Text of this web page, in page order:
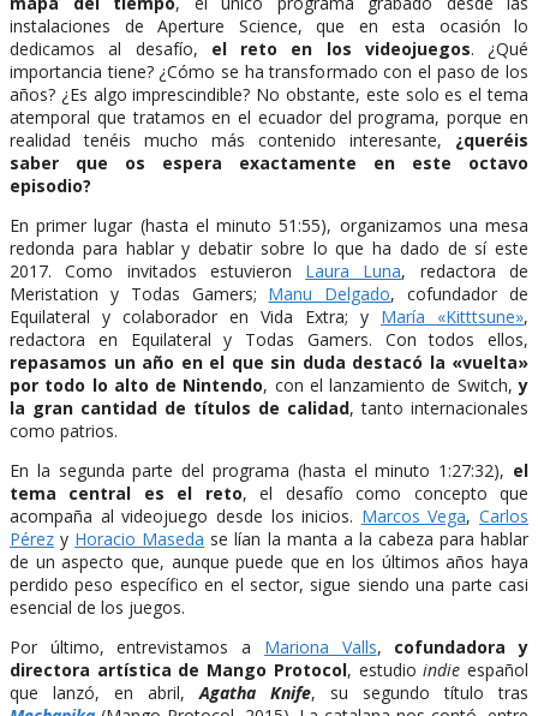
instalaciones de Aperture Science, que en esta ocasión lo
dedicamos al desafío, el reto en los videojuegos. ¿Qué
importancia tiene? ¿Cómo se ha transformado con el paso de los
años? ¿Es algo imprescindible? No obstante, este solo es el tema
atemporal que tratamos en el ecuador del programa, porque en
realidad tenéis mucho más contenido interesante, ¿queréis
saber que os espera exactamente en este octavo
episodio?
En primer lugar (hasta el minuto 51:55), organizamos una mesa
redonda para hablar y debatir sobre lo que ha dado de sí este
2017. Como invitados estuvieron Laura Luna, redactora de
Meristation y Todas Gamers; Manu Delgado, cofundador de
Equilateral y colaborador en Vida Extra; y María «Kitttsune»,
redactora en Equilateral y Todas Gamers. Con todos ellos,
repasamos un año en el que sin duda destacó la «vuelta»
por todo lo alto de Nintendo, con el lanzamiento de Switch, y
la gran cantidad de títulos de calidad, tanto internacionales
como patrios.
En la segunda parte del programa (hasta el minuto 1:27:32), el
tema central es el reto, el desafío como concepto que
acompaña al videojuego desde los inicios. Marcos Vega, Carlos
Pérez y Horacio Maseda se lían la manta a la cabeza para hablar
de un aspecto que, aunque puede que en los últimos años haya
perdido peso específico en el sector, sigue siendo una parte casi
esencial de los juegos.
Por último, entrevistamos a Mariona Valls, cofundadora y
directora artística de Mango Protocol, estudioindie español
que lanzó, en abril, Agatha Knife, su segundo título tras